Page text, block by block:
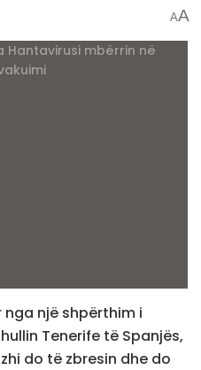
AA
nga një shpërthim i
Tenerife të Spanjës,
do të zbresin dhe do